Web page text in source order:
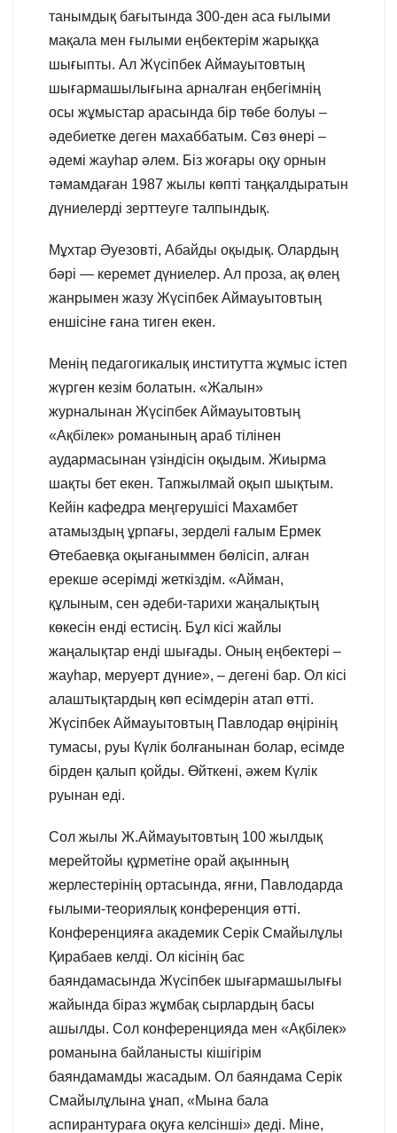
танымдық бағытында 300-ден аса ғылыми
мақала мен ғылыми еңбектерім жарыққа
шығыпты. Ал Жүсіпбек Аймауытовтың
шығармашылығына арналған еңбегімнің
осы жұмыстар арасында бір төбе болуы –
әдебиетке деген махаббатым. Сөз өнері –
әдемі жауһар әлем. Біз жоғары оқу орнын
тәмамдаған 1987 жылы көпті таңқалдыратын
дүниелерді зерттеуге талпындық.
Мұхтар Әуезовті, Абайды оқыдық. Олардың
бәрі — керемет дүниелер. Ал проза, ақ өлең
жанрымен жазу Жүсіпбек Аймауытовтың
еншісіне ғана тиген екен.
Менің педагогикалық институтта жұмыс істеп
жүрген кезім болатын. «Жалын»
журналынан Жүсіпбек Аймауытовтың
«Ақбілек» романының араб тілінен
аудармасынан үзіндісін оқыдым. Жиырма
шақты бет екен. Тапжылмай оқып шықтым.
Кейін кафедра меңгерушісі Махамбет
атамыздың ұрпағы, зерделі ғалым Ермек
Өтебаевқа оқығаныммен бөлісіп, алған
ерекше әсерімді жеткіздім. «Айман,
құлыным, сен әдеби-тарихи жаңалықтың
көкесін енді естисің. Бұл кісі жайлы
жаңалықтар енді шығады. Оның еңбектері –
жауһар, меруерт дүние», – дегені бар. Ол кісі
алаштықтардың көп есімдерін атап өтті.
Жүсіпбек Аймауытовтың Павлодар өңірінің
тумасы, руы Күлік болғанынан болар, есімде
бірден қалып қойды. Өйткені, әжем Күлік
руынан еді.
Сол жылы Ж.Аймауытовтың 100 жылдық
мерейтойы құрметіне орай ақынның
жерлестерінің ортасында, яғни, Павлодарда
ғылыми-теориялық конференция өтті.
Конференцияға академик Серік Смайылұлы
Қирабаев келді. Ол кісінің бас
баяндамасында Жүсіпбек шығармашылығы
жайында біраз жұмбақ сырлардың басы
ашылды. Сол конференцияда мен «Ақбілек»
романына байланысты кішігірім
баяндамамды жасадым. Ол баяндама Серік
Смайылұлына ұнап, «Мына бала
аспирантураға оқуға келсінші» деді. Міне,